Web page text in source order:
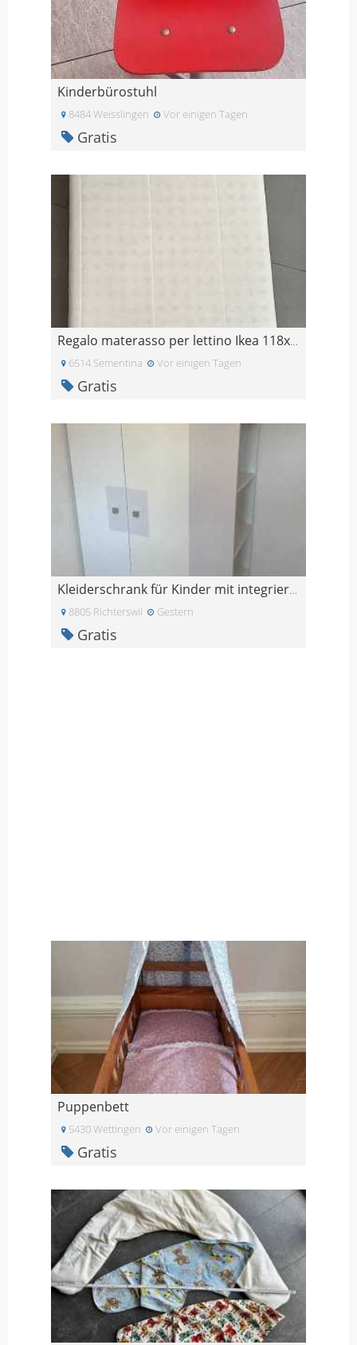
Kinderbürostuhl
8484 Weisslingen Vor einigen Tagen
Gratis
Regalo materasso per lettino Ikea 118x60
6514 Sementina Vor einigen Tagen
Gratis
Kleiderschrank für Kinder mit integriertem Bücherr
8805 Richterswil Gestern
Gratis
Puppenbett
5430 Wettingen Vor einigen Tagen
Gratis